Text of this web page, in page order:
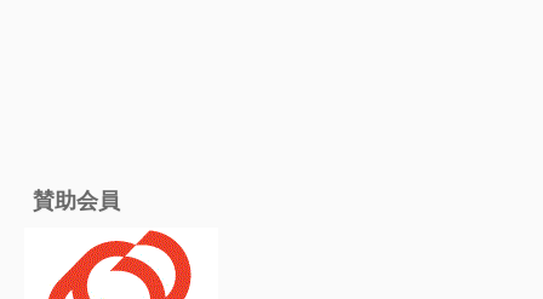
賛助会員